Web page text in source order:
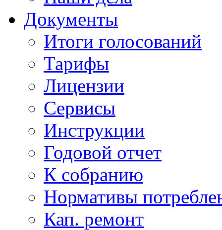
Документы
Итоги голосований
Тарифы
Лицензии
Сервисы
Инструкции
Годовой отчет
К собранию
Нормативы
Кап. ремонт